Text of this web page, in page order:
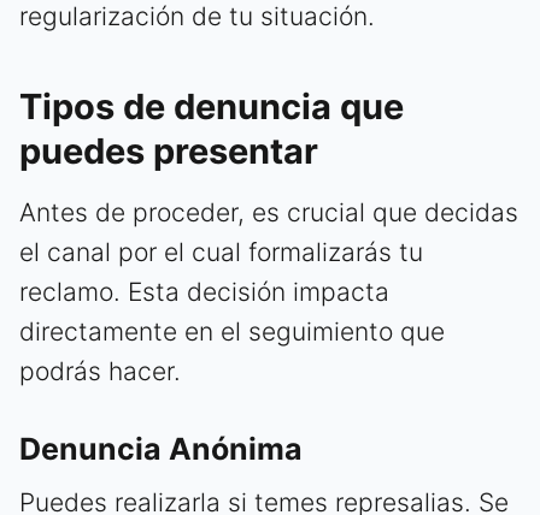
regularización de tu situación.
Tipos de denuncia que
puedes presentar
Antes de proceder, es crucial que decidas
el canal por el cual formalizarás tu
reclamo. Esta decisión impacta
directamente en el seguimiento que
podrás hacer.
Denuncia Anónima
Puedes realizarla si temes represalias. Se